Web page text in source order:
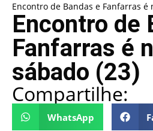
Encontro de Bandas e Fanfarras é
Encontro de
Fanfarras é
sábado (23)
Compartilhe:
WhatsApp